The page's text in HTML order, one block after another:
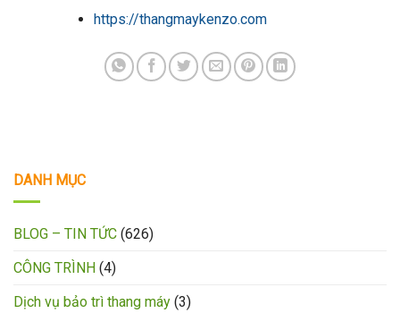
https://thangmaykenzo.com
DANH MỤC
BLOG – TIN TỨC (626)
CÔNG TRÌNH (4)
Dịch vụ bảo trì thang máy (3)